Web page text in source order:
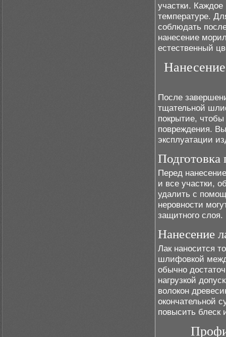
участки.
температуре.
соблюдать
нанесение
естественный
После
тщательной
покрытие,
повреждения.
эксплуатации
Подготовка
Перед
и все участки,
удалить с
неровности
защитного слоя.
Нанесение
Лак наносится
шлифовкой
обычно
нагрузкой
волокон
окончательной
повысить блеск